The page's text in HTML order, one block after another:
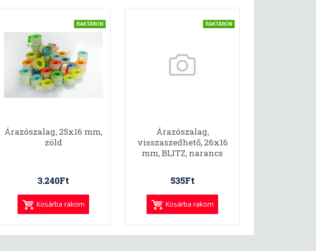
RAKTÁRON
Árazószalag, 25x16 mm,
zöld
3.240Ft
Kosárba rakom
RAKTÁRON
Árazószalag,
visszaszedhető, 26x16
mm, BLITZ, narancs
535Ft
Kosárba rakom